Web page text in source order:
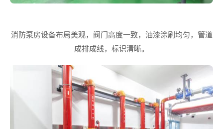
消防泵房设备布局美观，阀门高度一致，油漆涂刷均匀，管道
成排成线，标识清晰。